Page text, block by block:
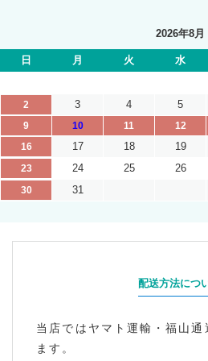
2026年8月
日 月 火 水
2
3 4 5
9
10 11 12
16
17 18 19
23
24 25 26
30
31
配送方法につ
当店ではヤマト運輸・福山通
ます。